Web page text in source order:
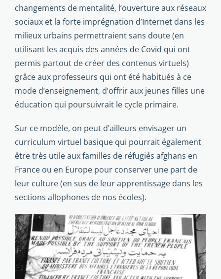
changements de mentalité, l’ouverture aux réseaux
sociaux et la forte imprégnation d’Internet dans les
milieux urbains permettraient sans doute (en
utilisant les acquis des années de Covid qui ont
permis partout de créer des contenus virtuels)
grâce aux professeurs qui ont été habitués à ce
mode d’enseignement, d’offrir aux jeunes filles une
éducation qui poursuivrait le cycle primaire.
Sur ce modèle, on peut d’ailleurs envisager un
curriculum virtuel basique qui pourrait également
être très utile aux familles de réfugiés afghans en
France ou en Europe pour conserver une part de
leur culture (en sus de leur apprentissage dans les
sections allophones de nos écoles).